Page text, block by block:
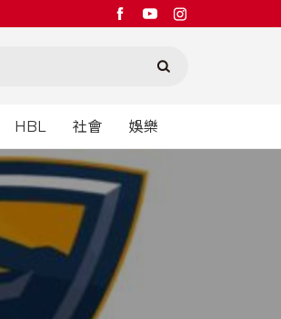
HBL 社會 娛樂